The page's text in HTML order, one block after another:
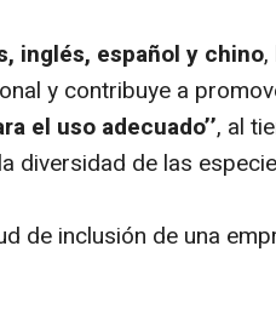
inglés, español y chino,
y contribuye a
el uso adecuado’’, al
diversidad de las
de inclusión de una